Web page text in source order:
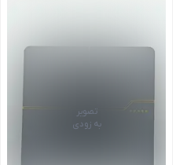
تصویر
به زودی